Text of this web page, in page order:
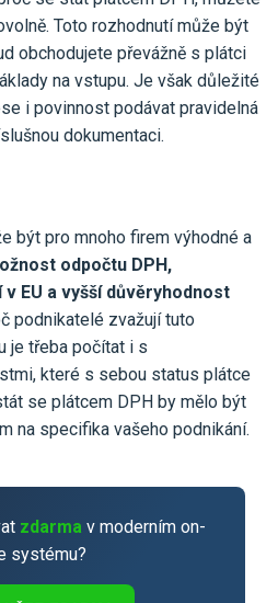
Toto rozhodnutí může být
obchodujete převážně s plátci
na vstupu. Je však důležité
i povinnost podávat pravidelná
dokumentaci.
být pro mnoho firem výhodné a
odpočtu DPH,
EU a vyšší důvěryhodnost
podnikatelé zvažují tuto
je třeba počítat i s
které s sebou status plátce
se plátcem DPH by mělo být
na specifika vašeho podnikání.
zdarma v moderním on-
systému?